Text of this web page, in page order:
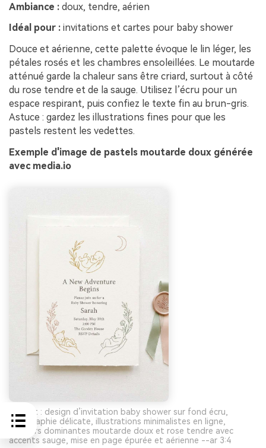
Ambiance : doux, tendre, aérien
Idéal pour : invitations et cartes pour baby shower
Douce et aérienne, cette palette évoque le lin léger, les
pétales rosés et les chambres ensoleillées. Le moutarde
atténué garde la chaleur sans être criard, surtout à côté
du rose tendre et de la sauge. Utilisez l’écru pour un
espace respirant, puis confiez le texte fin au brun-gris.
Astuce : gardez les illustrations fines pour que les
pastels restent les vedettes.
Exemple d'image de pastels moutarde doux générée
avec media.io
Prompt : design d’invitation baby shower sur fond écru,
typographie délicate, illustrations minimalistes en ligne,
couleurs dominantes moutarde doux et rose tendre avec
accents sauge, mise en page épurée et aérienne --ar 3:4